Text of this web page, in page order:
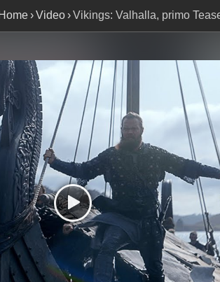
Home Video
Vikings: Valhalla, primo
Netflix Tudum